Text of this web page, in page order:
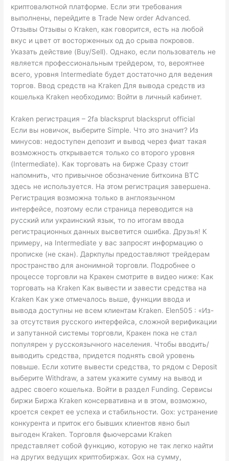
криптовалютной платформе. Если эти требования
выполнены, перейдите в Trade New order Advanced.
Отзывы Отзывы о Kraken, как говорится, есть на любой
вкус и цвет от восторженных од до срыва покровов.
Указать действие (Buy/Sell). Однако, если пользователь не
является профессиональным трейдером, то, вероятнее
всего, уровня Intermediate будет достаточно для ведения
торгов. Ввод средств на Kraken Для вывода средств из
кошелька Kraken необходимо: Войти в личный кабинет.
Kraken регистрация – 2fa blacksprut blacksprut official
Если вы новичок, выберите Simple. Что это значит? Из
минусов: недоступен депозит и вывод через фиат такая
возможность открывается только со второго уровня
(Intermediate). Как торговать на бирже Сразу стоит
напомнить, что привычное обозначение биткоина BTC
здесь не используется. На этом регистрация завершена.
Регистрация возможна только в англоязычном
интерфейсе, поэтому если страница переводится на
русский или украинский язык, то по итогам ввода
регистрационных данных высветится ошибка. Друзья! К
примеру, на Intermediate у вас запросят информацию о
прописке (не скан). Даркпулы предоставляют трейдерам
пространство для анонимной торговли. Подробнее о
процессе торговли на Кракен смотрите в видео ниже: Как
торговать на Kraken Как вывести и завести средства на
Kraken Как уже отмечалось выше, функции ввода и
вывода доступны не всем клиентам Kraken. Elen505 : «Из-
за отсутствия русского интерфейса, сложной верификации
и запутанной системы торговли, Кракен пока не стал
популярен у русскоязычного населения. Чтобы вводить/
выводить средства, придется поднять свой уровень
повыше. Если хотите вывести средства, то рядом с Deposit
выберите Withdraw, а затем укажите сумму на вывод и
адрес своего кошелька. Войти в раздел Funding. Сервисы
биржи Биржа Kraken консервативна и в этом, возможно,
кроется секрет ее успеха и стабильности. Gox: устранение
конкурента и приток его бывших клиентов явно был
выгоден Kraken. Торговля фьючерсами Kraken
представляет собой функцию, которую не так легко найти
на других ведущих криптобиржах. Gox на сумму,